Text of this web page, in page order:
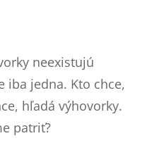
neexistujú
iba jedna. Kto chce,
hľadá výhovorky.
patriť?